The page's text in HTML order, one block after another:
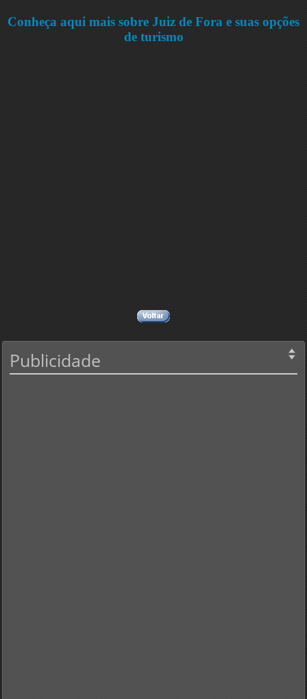
Conheça aqui mais sobre Juiz de Fora e suas opções
de turismo
Publicidade